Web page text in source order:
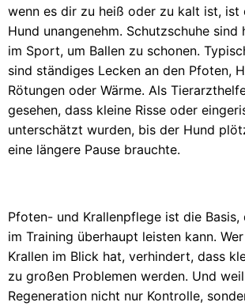
wenn es dir zu heiß oder zu kalt ist, ist
Hund unangenehm. Schutzschuhe sind
im Sport, um Ballen zu schonen.
sind ständiges Lecken an den Pfoten,
Rötungen oder Wärme. Als
gesehen, dass kleine Risse oder
unterschätzt wurden, bis der Hund
eine längere Pause brauchte.
Pfoten- und Krallenpflege ist die Basis,
im Training überhaupt leisten kann.
Krallen im Blick hat, verhindert, dass
zu großen Problemen werden. Und
Regeneration nicht nur Kontrolle,